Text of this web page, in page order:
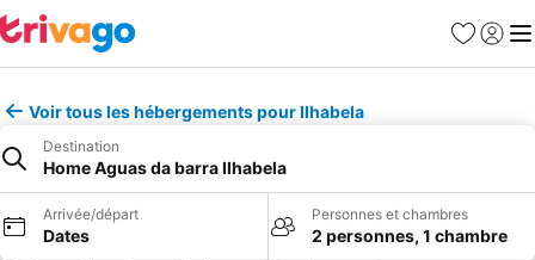
Favoris
Se
Voir tous les hébergements pour Ilhabela
Destination
Home Aguas da barra Ilhabela
Arrivée/départ
Dates
Personnes et chambres
2 personnes, 1 chambre